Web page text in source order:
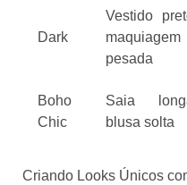
Dark
Vestido
maquiagem
pesada
Boho
Chic
Saia
blusa solta
Criando Looks Únicos